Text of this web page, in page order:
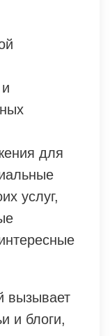
для
услуг,
вызывает
и блоги,